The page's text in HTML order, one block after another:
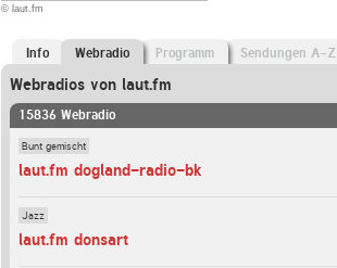
© laut.fm
Info Webradio Programm Sendungen A-Z
Webradios von laut.fm
15836 Webradio
Bunt gemischt
laut.fm dogland-radio-bk
Jazz
laut.fm donsart